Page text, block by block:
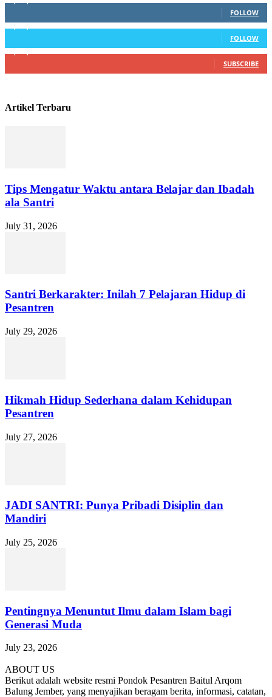
FOLLOW
FOLLOW
SUBSCRIBE
Artikel Terbaru
Tips Mengatur Waktu antara Belajar dan Ibadah
ala Santri
July 31, 2026
Santri Berkarakter: Inilah 7 Pelajaran Hidup di
Pesantren
July 29, 2026
Hikmah Hidup Sederhana dalam Kehidupan
Pesantren
July 27, 2026
JADI SANTRI: Punya Pribadi Disiplin dan
Mandiri
July 25, 2026
Pentingnya Menuntut Ilmu dalam Islam bagi
Generasi Muda
July 23, 2026
ABOUT US
Berikut adalah website resmi Pondok Pesantren Baitul Arqom
Balung Jember, yang menyajikan beragam berita, informasi, catatan,